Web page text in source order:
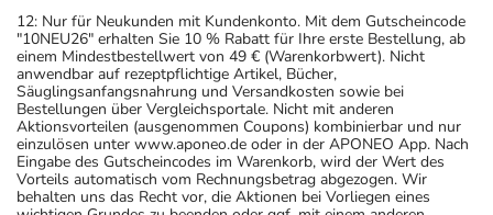
12: Nur für Neukunden mit Kundenkonto. Mit dem Gutscheincode
"10NEU26" erhalten Sie 10 % Rabatt für Ihre erste Bestellung, ab
einem Mindestbestellwert von 49 € (Warenkorbwert). Nicht
anwendbar auf rezeptpflichtige Artikel, Bücher,
Säuglingsanfangsnahrung und Versandkosten sowie bei
Bestellungen über Vergleichsportale. Nicht mit anderen
Aktionsvorteilen (ausgenommen Coupons) kombinierbar und nur
einzulösen unter www.aponeo.de oder in der APONEO App. Nach
Eingabe des Gutscheincodes im Warenkorb, wird der Wert des
Vorteils automatisch vom Rechnungsbetrag abgezogen. Wir
behalten uns das Recht vor, die Aktionen bei Vorliegen eines